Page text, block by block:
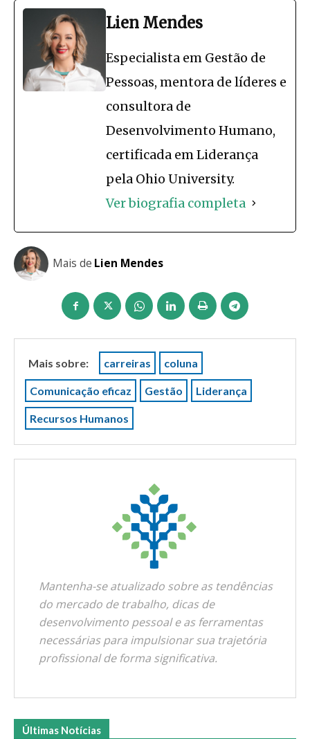
Lien Mendes
Especialista em Gestão de
Pessoas, mentora de líderes e
consultora de
Desenvolvimento Humano,
certificada em Liderança
pela Ohio University.
Ver biografia completa
Mais de Lien Mendes
Mais sobre: carreiras coluna
Comunicação eficaz Gestão Liderança
Recursos Humanos
Mantenha-se atualizado sobre as tendências
do mercado de trabalho, dicas de
desenvolvimento pessoal e as ferramentas
necessárias para impulsionar sua trajetória
profissional de forma significativa.
Últimas Notícias